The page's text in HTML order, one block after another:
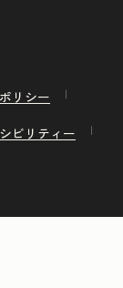
リシー
ビリティー